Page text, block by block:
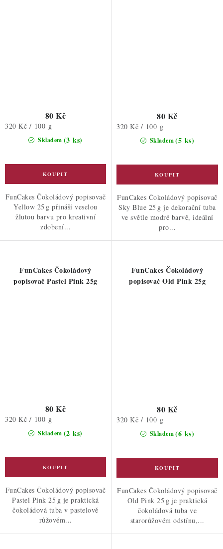
Skladem (3 ks)
80 Kč
Měrná
320 Kč / 100 g
FunCakes Čokoládový popisovač
Yellow 25 g přináší veselou
žlutou barvu pro kreativní
zdobení...
Skladem(5 ks)
80 Kč
Měrná
320 Kč / 100 g
FunCakes Čokoládový popisovač
Sky Blue 25 g je dekorační tuba
ve světle modré barvě, ideální
pro...
FunCakes Čokoládový
popisovač Pastel Pink 25g
Skladem (2 ks)
80 Kč
Měrná
320 Kč / 100 g
FunCakes Čokoládový popisovač
Pastel Pink 25 g je praktická
čokoládová tuba v pastelově
růžovém...
FunCakes Čokoládový
popisovač Old Pink 25g
Skladem(6 ks)
80 Kč
Měrná
320 Kč / 100 g
FunCakes Čokoládový popisovač
Old Pink 25 g je praktická
čokoládová tuba ve
starorůžovém odstínu,...